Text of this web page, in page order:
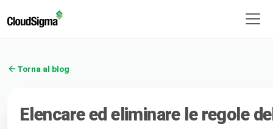
Torna al blog
Elencare ed eliminare le regole